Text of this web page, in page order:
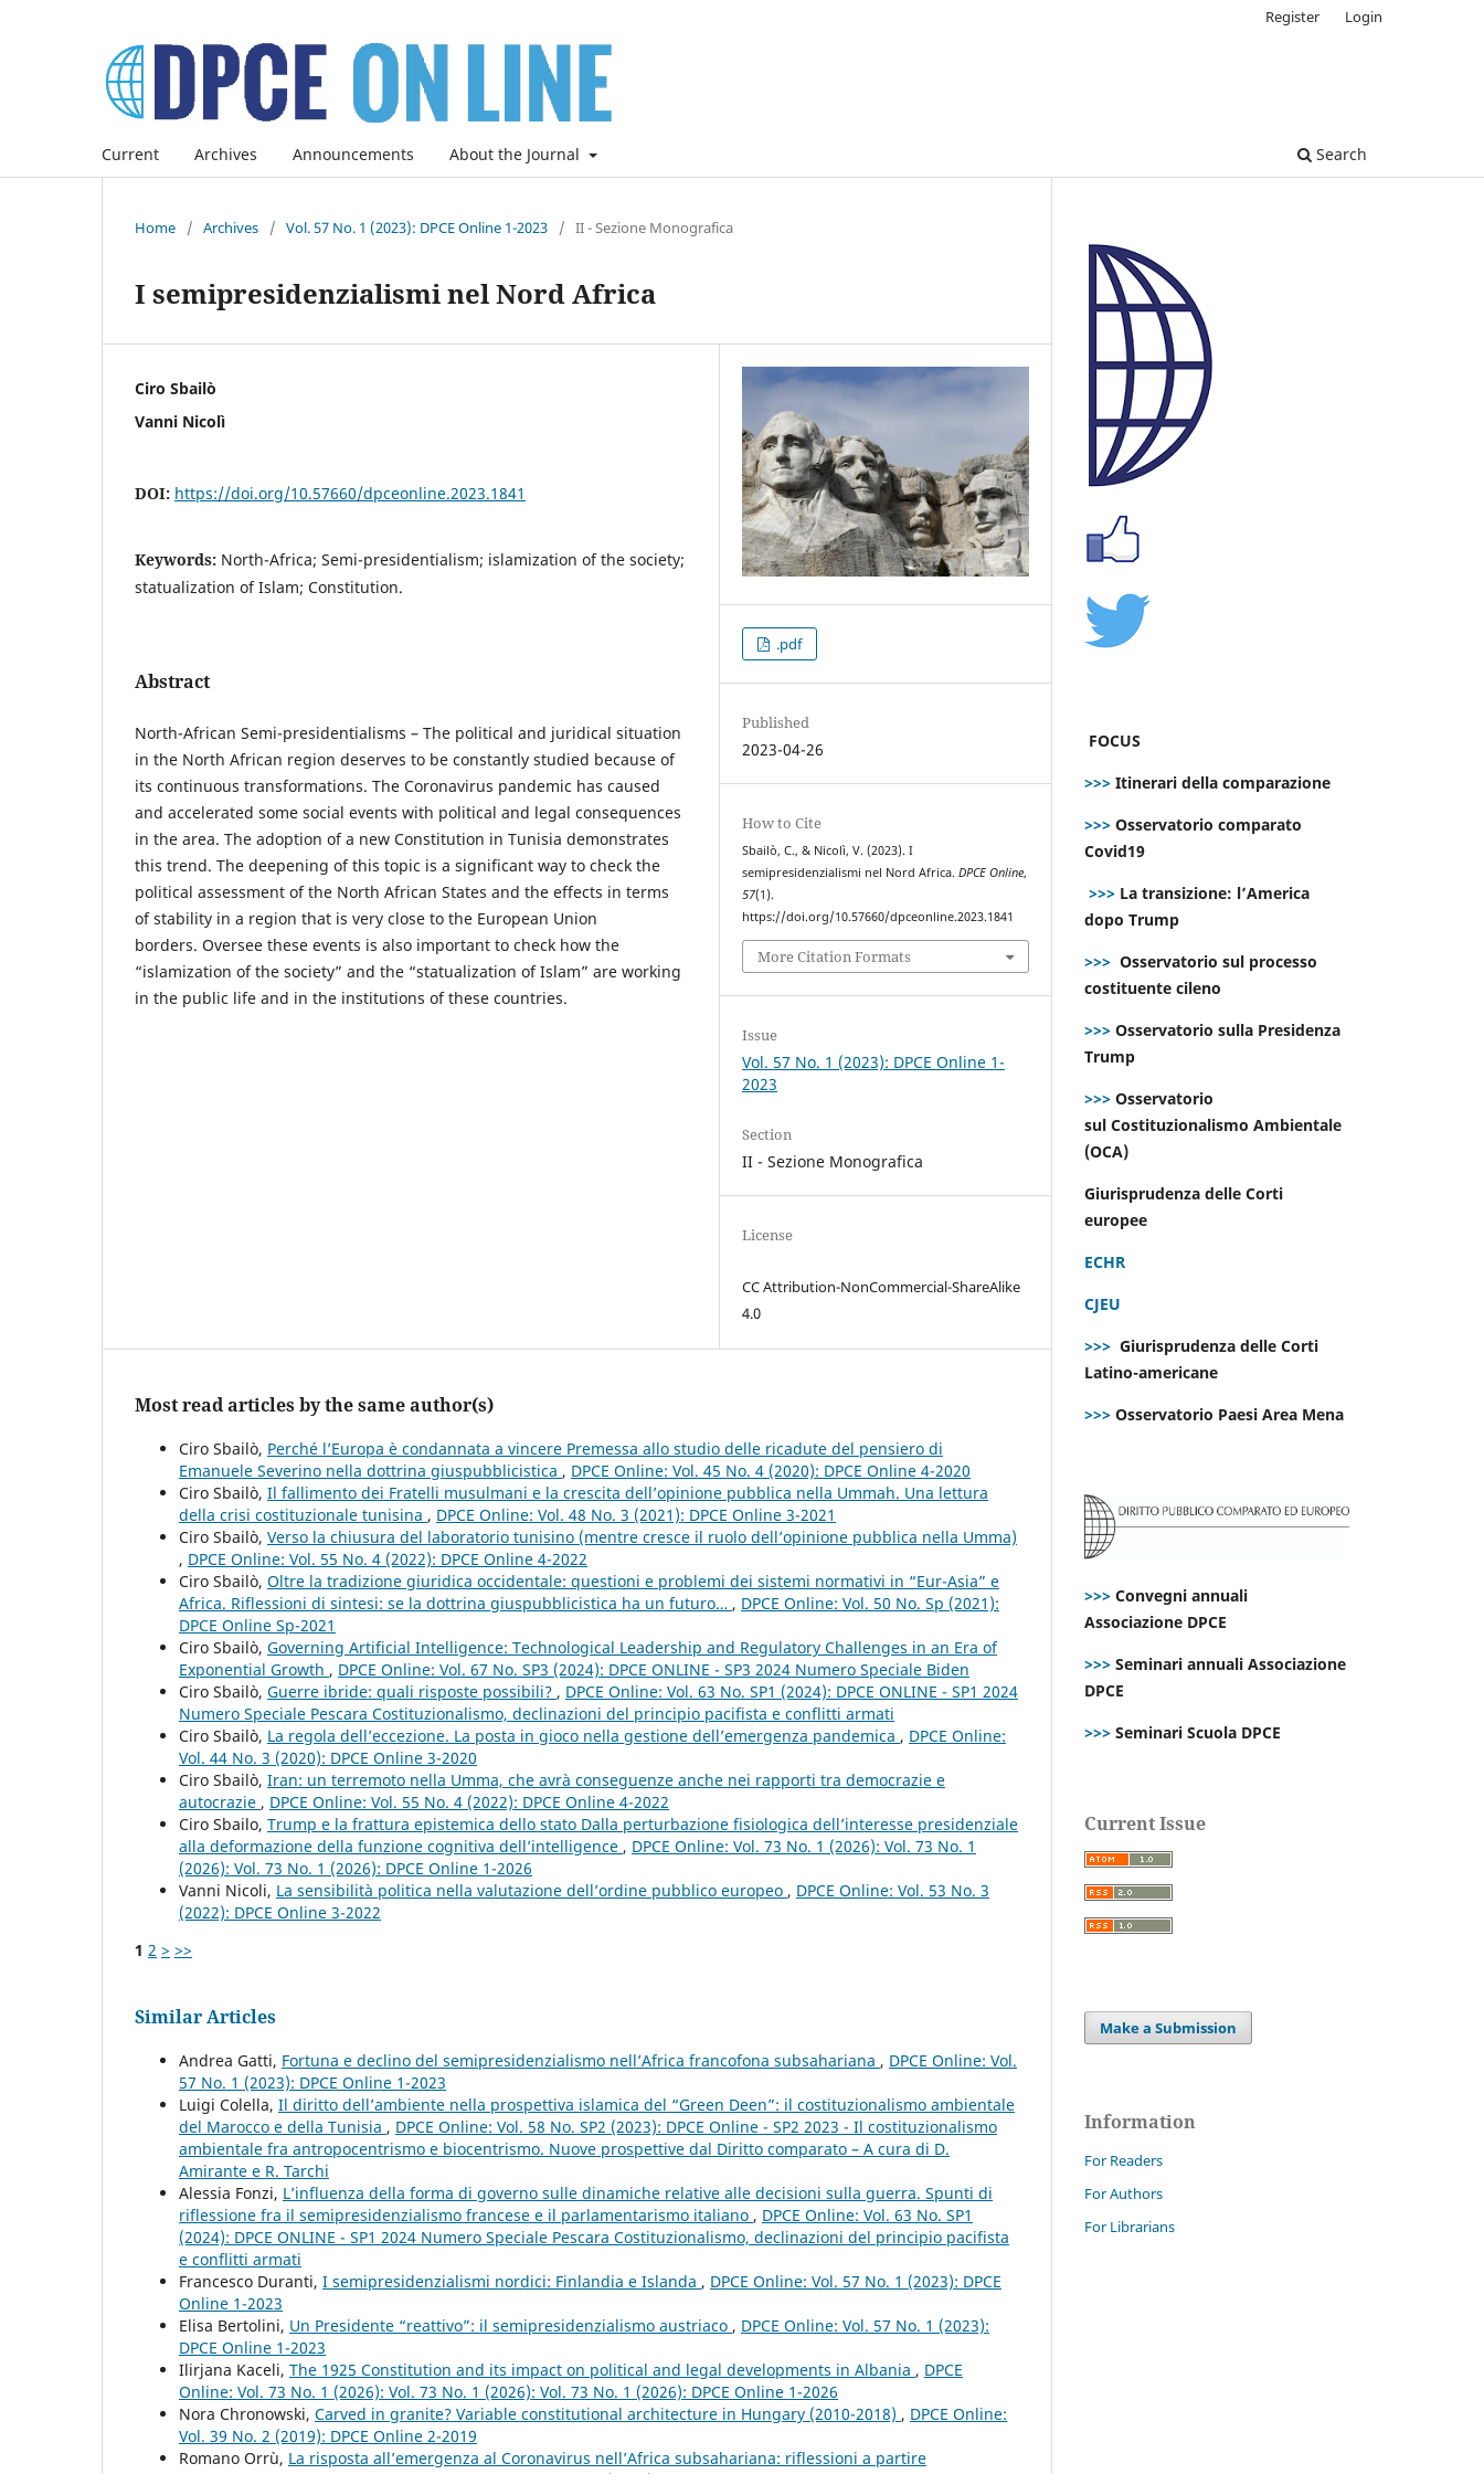
Current Archives Announcements About the Journal Search
Register Login
Home / Archives / Vol. 57 No. 1 (2023): DPCE Online 1-2023 / II - Sezione Monografica
I semipresidenzialismi nel Nord Africa
Ciro Sbailò
Vanni Nicolì
DOI: https://doi.org/10.57660/dpceonline.2023.1841
Keywords: North-Africa; Semi-presidentialism; islamization of the society;
statualization of Islam; Constitution.
Abstract
North-African Semi-presidentialisms – The political and juridical situation
in the North African region deserves to be constantly studied because of
its continuous transformations. The Coronavirus pandemic has caused
and accelerated some social events with political and legal consequences
in the area. The adoption of a new Constitution in Tunisia demonstrates
this trend. The deepening of this topic is a significant way to check the
political assessment of the North African States and the effects in terms
of stability in a region that is very close to the European Union
borders. Oversee these events is also important to check how the
“islamization of the society” and the “statualization of Islam” are working
in the public life and in the institutions of these countries.
.pdf
Published
2023-04-26
How to Cite
Sbailò, C., & Nicolì, V. (2023). I
semipresidenzialismi nel Nord Africa.DPCE Online,
57(1).
https://doi.org/10.57660/dpceonline.2023.1841
More Citation Formats
Issue
Vol. 57 No. 1 (2023): DPCE Online 1-
2023
Section
II - Sezione Monografica
License
CC Attribution-NonCommercial-ShareAlike
4.0
Most read articles by the same author(s)
Ciro Sbailò, Perché l’Europa è condannata a vincere Premessa allo studio delle ricadute del pensiero di
Emanuele Severino nella dottrina giuspubblicistica , DPCE Online: Vol. 45 No. 4 (2020): DPCE Online 4-2020
Ciro Sbailò, Il fallimento dei Fratelli musulmani e la crescita dell’opinione pubblica nella Ummah. Una lettura
della crisi costituzionale tunisina , DPCE Online: Vol. 48 No. 3 (2021): DPCE Online 3-2021
Ciro Sbailò, Verso la chiusura del laboratorio tunisino (mentre cresce il ruolo dell’opinione pubblica nella Umma)
, DPCE Online: Vol. 55 No. 4 (2022): DPCE Online 4-2022
Ciro Sbailò, Oltre la tradizione giuridica occidentale: questioni e problemi dei sistemi normativi in “Eur-Asia” e
Africa. Riflessioni di sintesi: se la dottrina giuspubblicistica ha un futuro… , DPCE Online: Vol. 50 No. Sp (2021):
DPCE Online Sp-2021
Ciro Sbailò, Governing Artificial Intelligence: Technological Leadership and Regulatory Challenges in an Era of
Exponential Growth , DPCE Online: Vol. 67 No. SP3 (2024): DPCE ONLINE - SP3 2024 Numero Speciale Biden
Ciro Sbailò, Guerre ibride: quali risposte possibili? , DPCE Online: Vol. 63 No. SP1 (2024): DPCE ONLINE - SP1 2024
Numero Speciale Pescara Costituzionalismo, declinazioni del principio pacifista e conflitti armati
Ciro Sbailò, La regola dell’eccezione. La posta in gioco nella gestione dell’emergenza pandemica , DPCE Online:
Vol. 44 No. 3 (2020): DPCE Online 3-2020
Ciro Sbailò, Iran: un terremoto nella Umma, che avrà conseguenze anche nei rapporti tra democrazie e
autocrazie , DPCE Online: Vol. 55 No. 4 (2022): DPCE Online 4-2022
Ciro Sbailo, Trump e la frattura epistemica dello stato Dalla perturbazione fisiologica dell’interesse presidenziale
alla deformazione della funzione cognitiva dell’intelligence , DPCE Online: Vol. 73 No. 1 (2026): Vol. 73 No. 1
(2026): Vol. 73 No. 1 (2026): DPCE Online 1-2026
Vanni Nicoli, La sensibilità politica nella valutazione dell’ordine pubblico europeo , DPCE Online: Vol. 53 No. 3
(2022): DPCE Online 3-2022
1 2 > >>
Similar Articles
Andrea Gatti, Fortuna e declino del semipresidenzialismo nell’Africa francofona subsahariana , DPCE Online: Vol.
57 No. 1 (2023): DPCE Online 1-2023
Luigi Colella, Il diritto dell’ambiente nella prospettiva islamica del “Green Deen”: il costituzionalismo ambientale
del Marocco e della Tunisia , DPCE Online: Vol. 58 No. SP2 (2023): DPCE Online - SP2 2023 - Il costituzionalismo
ambientale fra antropocentrismo e biocentrismo. Nuove prospettive dal Diritto comparato – A cura di D.
Amirante e R. Tarchi
Alessia Fonzi, L’influenza della forma di governo sulle dinamiche relative alle decisioni sulla guerra. Spunti di
riflessione fra il semipresidenzialismo francese e il parlamentarismo italiano , DPCE Online: Vol. 63 No. SP1
(2024): DPCE ONLINE - SP1 2024 Numero Speciale Pescara Costituzionalismo, declinazioni del principio pacifista
e conflitti armati
Francesco Duranti, I semipresidenzialismi nordici: Finlandia e Islanda , DPCE Online: Vol. 57 No. 1 (2023): DPCE
Online 1-2023
Elisa Bertolini, Un Presidente “reattivo”: il semipresidenzialismo austriaco , DPCE Online: Vol. 57 No. 1 (2023):
DPCE Online 1-2023
Ilirjana Kaceli, The 1925 Constitution and its impact on political and legal developments in Albania , DPCE
Online: Vol. 73 No. 1 (2026): Vol. 73 No. 1 (2026): Vol. 73 No. 1 (2026): DPCE Online 1-2026
Nora Chronowski, Carved in granite? Variable constitutional architecture in Hungary (2010-2018) , DPCE Online:
Vol. 39 No. 2 (2019): DPCE Online 2-2019
Romano Orrù, La risposta all’emergenza al Coronavirus nell’Africa subsahariana: riflessioni a partire
FOCUS
>>> Itinerari della comparazione
>>> Osservatorio comparato
Covid19
>>> La transizione: l’America
dopo Trump
>>> Osservatorio sul processo
costituente cileno
>>> Osservatorio sulla Presidenza
Trump
>>> Osservatorio
sul Costituzionalismo Ambientale
(OCA)
Giurisprudenza delle Corti
europee
ECHR
CJEU
>>> Giurisprudenza delle Corti
Latino-americane
>>> Osservatorio Paesi Area Mena
>>> Convegni annuali
Associazione DPCE
>>> Seminari annuali Associazione
DPCE
>>> Seminari Scuola DPCE
Current Issue
Make a Submission
Information
For Readers
For Authors
For Librarians